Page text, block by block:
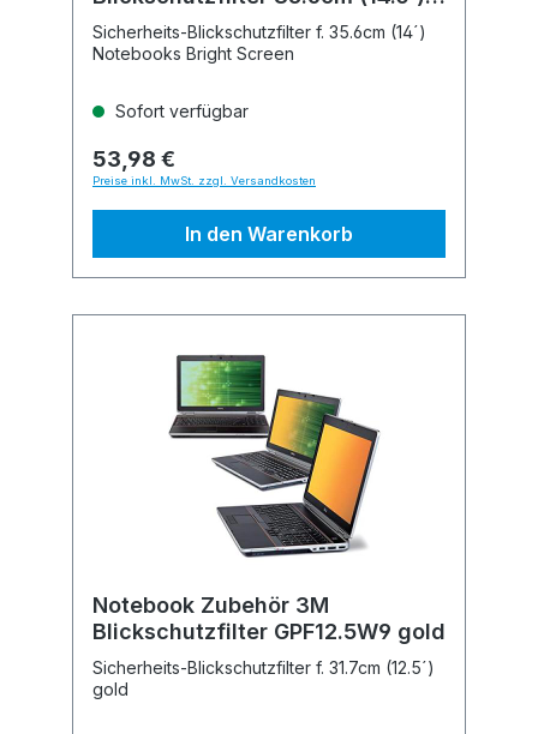
16:10
Sicherheits-Blickschutzfilter f. 35.6cm (14´)
Notebooks Bright Screen
Sofort verfügbar
53,98 €
Preise inkl. MwSt. zzgl. Versandkosten
In den Warenkorb
Notebook Zubehör 3M
Blickschutzfilter GPF12.5W9 gold
Sicherheits-Blickschutzfilter f. 31.7cm (12.5´)
gold